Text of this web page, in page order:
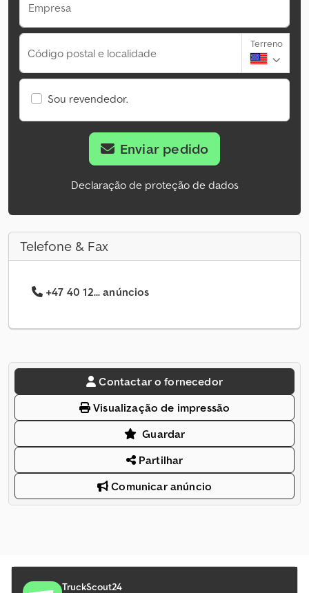
Empresa
Código postal e localidade
Terreno
Sou revendedor.
Enviar pedido
Declaração de proteção de dados
Telefone & Fax
+47 40 12... anúncios
Contactar o fornecedor
Visualização de impressão
Guardar
Partilhar
Comunicar anúncio
TruckScout24